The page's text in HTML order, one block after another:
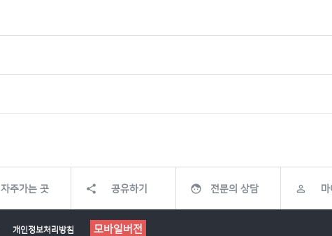
자주가는 곳  공유하기  전문의 상담 
개인정보처리방침 모바일버전